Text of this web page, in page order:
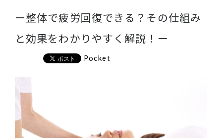
ー整体で疲労回復できる？その仕組み
と効果をわかりやすく解説！ー
Pocket